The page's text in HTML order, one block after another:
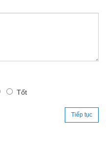
Tốt
Tiếp tục